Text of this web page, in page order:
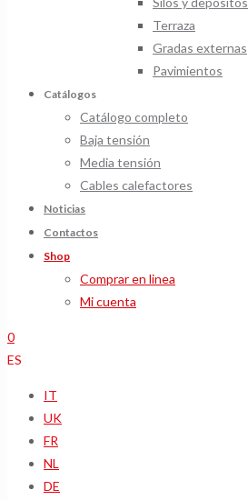
Terraza
Gradas externas
Pavimientos
Catálogos
Catálogo completo
Baja tensión
Media tensión
Cables calefactores
Noticias
Contactos
Shop
Comprar en linea
Mi cuenta
0
ES
IT
UK
FR
NL
DE